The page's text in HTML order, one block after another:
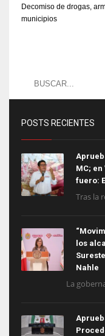
Decomiso de drogas,
municipios
POSTS RECIENTES
MC;
fuero:
Tras la
los
Nahle
La